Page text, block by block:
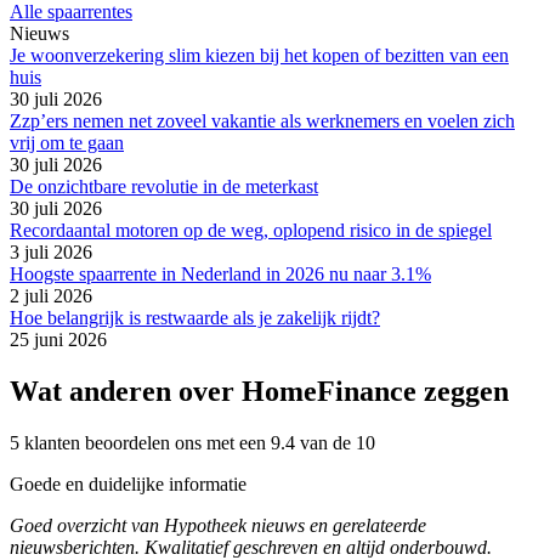
Alle spaarrentes
Nieuws
Je woonverzekering slim kiezen bij het kopen of bezitten van een
huis
30 juli 2026
Zzp’ers nemen net zoveel vakantie als werknemers en voelen zich
vrij om te gaan
30 juli 2026
De onzichtbare revolutie in de meterkast
30 juli 2026
Recordaantal motoren op de weg, oplopend risico in de spiegel
3 juli 2026
Hoogste spaarrente in Nederland in 2026 nu naar 3.1%
2 juli 2026
Hoe belangrijk is restwaarde als je zakelijk rijdt?
25 juni 2026
Wat anderen over HomeFinance zeggen
5 klanten beoordelen ons met een 9.4 van de 10
Goede en duidelijke informatie
Goed overzicht van Hypotheek nieuws en gerelateerde
nieuwsberichten. Kwalitatief geschreven en altijd onderbouwd.